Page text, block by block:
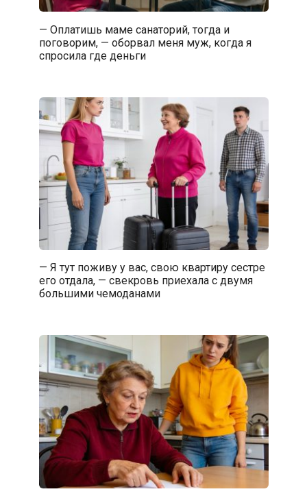
— Оплатишь маме санаторий, тогда и
поговорим, — оборвал меня муж, когда я
спросила где деньги
— Я тут поживу у вас, свою квартиру сестре
его отдала, — свекровь приехала с двумя
большими чемоданами